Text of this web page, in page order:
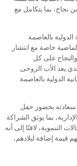
من نجاح، بما يتكامل مع
بالعاصمة
خاصة مع انتشار
على كل
يعد الأب الروحى
الدولية بالعاصمة
سعادته بحضور حفل
بما يوثق الشراكة
التنموية، لافتًا إلى أنه
قيمة إضافة لبلادهم،